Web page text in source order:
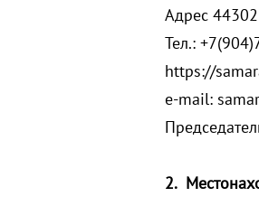
Адрес
Тел.:
https://
e-mail:
2.